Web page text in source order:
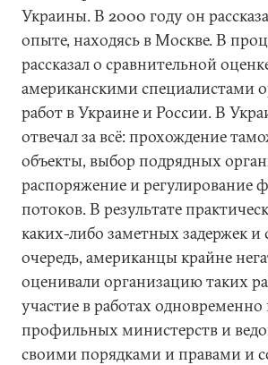
Украины. В 2000 году он
опыте, находясь в Москве. В
рассказал о сравнительной
американскими специалистами
работ в Украине и России. В
отвечал за всё: прохождение
объекты, выбор подрядных
распоряжение и регулирование
потоков. В результате
каких-либо заметных задержек и
очередь, американцы крайне
оценивали организацию таких
участие в работах одновременно
профильных министерств и
своими порядками и правами и